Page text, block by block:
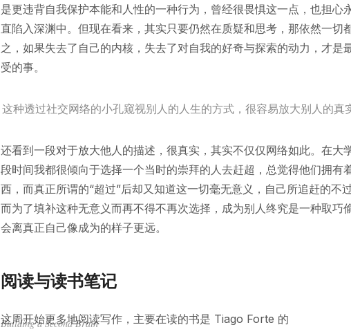
是更违背自我保护本能和人性的一种行为，曾经很畏惧这一点，也担心
直陷入深渊中。但现在看来，其实只要仍然在质疑和思考，那依然一切
之，如果失去了自己的内核，失去了对自我的好奇与探索的动力，才是
受的事。
这种透过社交网络的小孔窥视别人的人生的方式，很容易放大别人的真
还看到一段对于放大他人的描述，很真实，其实不仅仅网络如此。在大
段时间我都很倾向于选择一个当时的崇拜的人去赶超，总觉得他们拥有
西，而真正所谓的“超过”后却又知道这一切毫无意义，自己所追赶的不
而为了填补这种无意义而再不得不再次选择，成为别人终究是一种取巧
会离真正自己像成为的样子更远。
阅读与读书笔记
这周开始更多地阅读写作，主要在读的书是 Tiago Forte 的
Building a Second Brain